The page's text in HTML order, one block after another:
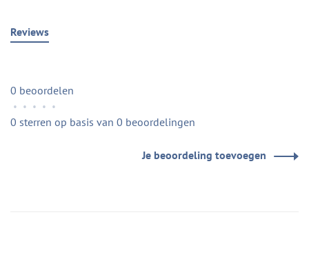
Reviews
0 beoordelen
• • • • •
0 sterren op basis van 0 beoordelingen
Je beoordeling toevoegen